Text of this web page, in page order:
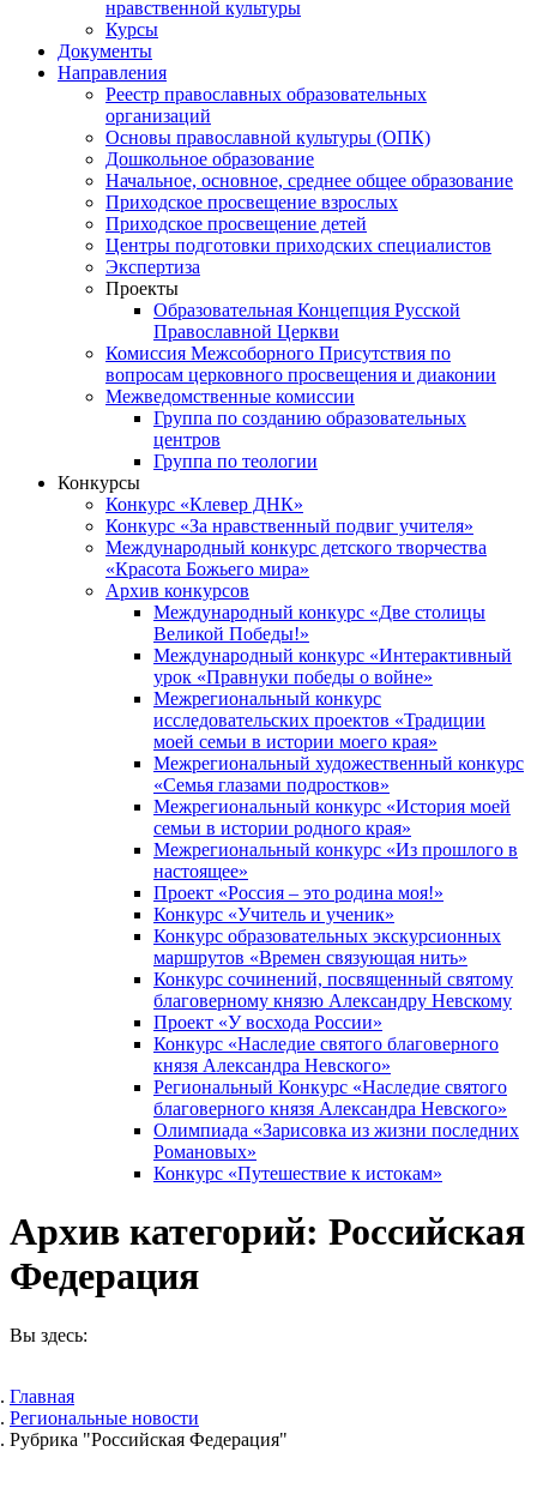
нравственной культуры
Курсы
Документы
Направления
Реестр православных образовательных
организаций
Основы православной культуры (ОПК)
Дошкольное образование
Начальное, основное, среднее общее образование
Приходское просвещение взрослых
Приходское просвещение детей
Центры подготовки приходских специалистов
Экспертиза
Проекты
Образовательная Концепция Русской
Православной Церкви
Комиссия Межсоборного Присутствия по
вопросам церковного просвещения и диаконии
Межведомственные комиссии
Группа по созданию образовательных
центров
Группа по теологии
Конкурсы
Конкурс «Клевер ДНК»
Конкурс «За нравственный подвиг учителя»
Международный конкурс детского творчества
«Красота Божьего мира»
Архив конкурсов
Международный конкурс «Две столицы
Великой Победы!»
Международный конкурс «Интерактивный
урок «Правнуки победы о войне»
Межрегиональный конкурс
исследовательских проектов «Традиции
моей семьи в истории моего края»
Межрегиональный художественный конкурс
«Семья глазами подростков»
Межрегиональный конкурс «История моей
семьи в истории родного края»
Межрегиональный конкурс «Из прошлого в
настоящее»
Проект «Россия – это родина моя!»
Конкурс «Учитель и ученик»
Конкурс образовательных экскурсионных
маршрутов «Времен связующая нить»
Конкурс сочинений, посвященный святому
благоверному князю Александру Невскому
Проект «У восхода России»
Конкурс «Наследие святого благоверного
князя Александра Невского»
Региональный Конкурс «Наследие святого
благоверного князя Александра Невского»
Олимпиада «Зарисовка из жизни последних
Романовых»
Конкурс «Путешествие к истокам»
Архив категорий: Российская
Федерация
Вы здесь:
Главная
Pегиональные новости
Рубрика "Российская Федерация"